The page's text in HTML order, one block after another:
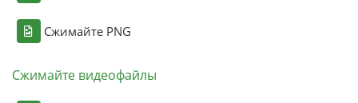
Сжимайте PNG
Сжимайте видеофайлы